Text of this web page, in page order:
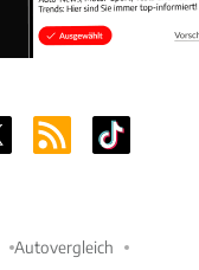
Autovergleich